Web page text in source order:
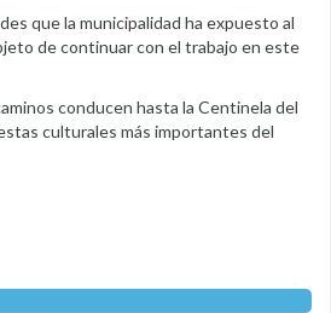
que la municipalidad ha expuesto al
de continuar con el trabajo en este
conducen hasta la Centinela del
culturales más importantes del